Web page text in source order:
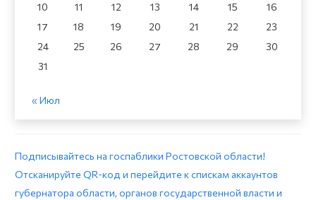
10
11 12 13 14 15
16
17
18 19 20 21 22
23
24
25 26 27 28 29
30
31
« Июл
Подписывайтесь на госпаблики Ростовской области!
Отсканируйте QR-код и перейдите к спискам аккаунтов
губернатора области, органов государственной власти и